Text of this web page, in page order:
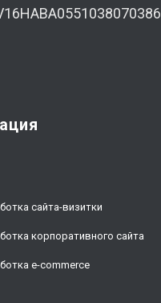
сайта-визитки
корпоративного сайта
e-commerce